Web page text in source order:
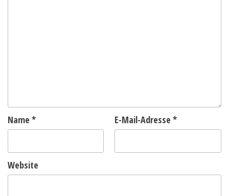
Name * E-Mail-Adresse *
Website